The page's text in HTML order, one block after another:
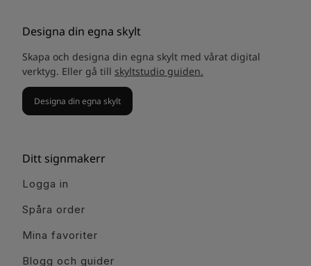
Designa din egna skylt
Skapa och designa din egna skylt med vårat digital
verktyg. Eller gå till skyltstudio guiden.
Designa din egna skylt
Ditt signmakerr
Logga in
Spåra order
Mina favoriter
Blogg och guider